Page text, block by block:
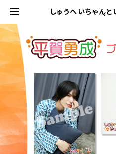
しゅうへいちゃんと